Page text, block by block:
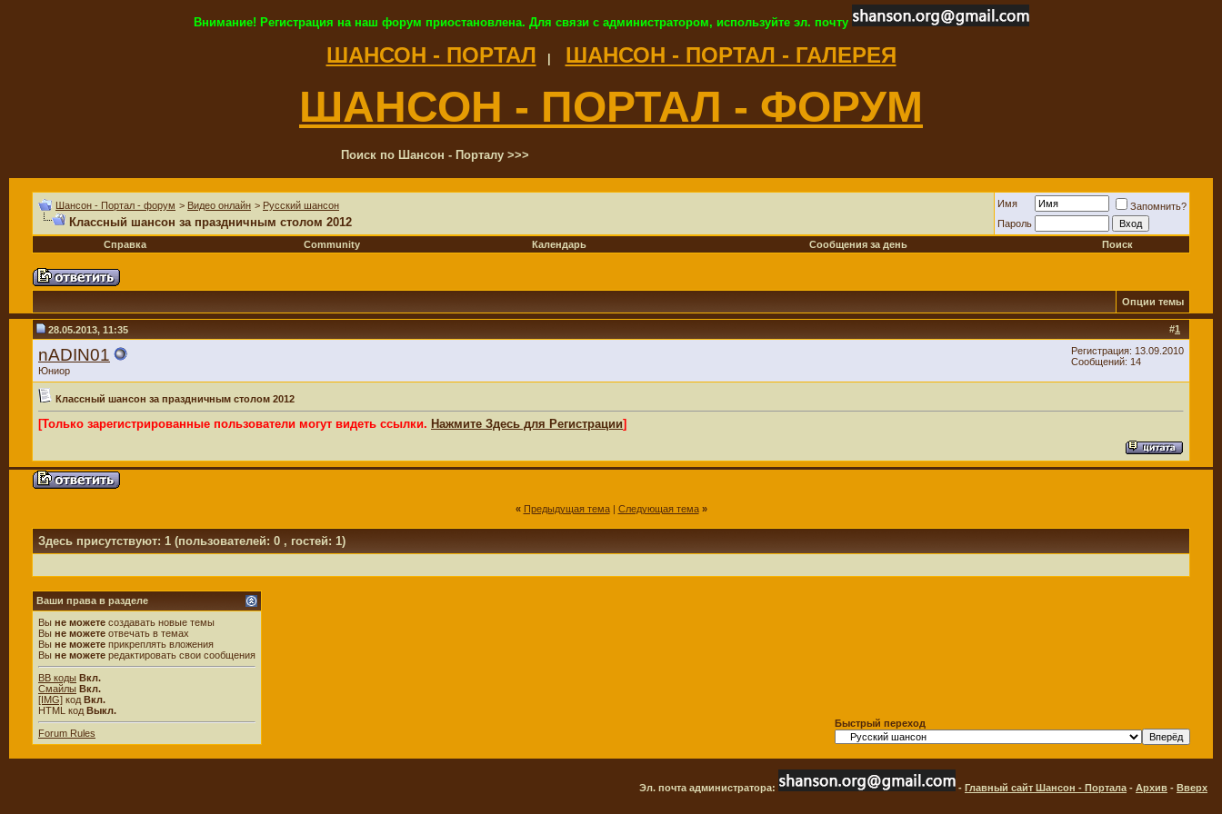
Внимание! Регистрация на наш форум приостановлена. Для связи с администратором, используйте эл. почту
ШАНСОН - ПОРТАЛ ШАНСОН - ПОРТАЛ - ГАЛЕРЕЯ
ШАНСОН - ПОРТАЛ - ФОРУМ
Поиск по Шансон - Порталу >>>
Шансон - Портал - форум > Видео онлайн > Русский шансон
Классный шансон за праздничным столом 2012
Имя
Запомнить?
Пароль
Справка
Community Календарь Сообщения за день Поиск
Опции темы
#1
28.05.2013, 11:35
nADIN01
Юниор
Регистрация: 13.09.2010
Сообщений: 14
Классный шансон за праздничным столом 2012
[Только зарегистрированные пользователи могут видеть ссылки. Нажмите Здесь для Регистрации]
« Предыдущая тема| Следующая тема »
Здесь присутствуют: 1 (пользователей: 0 , гостей: 1)
Ваши права в разделе
Вы не можете создавать новые темы
Вы не можете отвечать в темах
Вы не можете прикреплять вложения
Вы не можете редактировать свои сообщения
BB коды Вкл.
Смайлы Вкл.
[IMG] код Вкл.
HTML код Выкл.
Forum Rules
Быстрый переход
Эл. почта администратора: - Главный сайт Шансон - Портала - Архив - Вверх